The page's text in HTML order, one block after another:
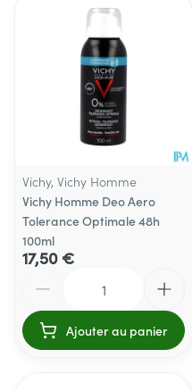
Vichy, Vichy Homme
Vichy Homme Deo Aero
Tolerance Optimale 48h
100ml
17,50 €
Ajouter au panier